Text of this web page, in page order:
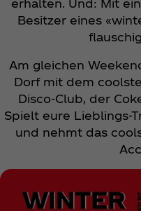
erhalten. Und: Mit
Besitzer eines
Am gleichen
Dorf mit dem
Disco-Club, der
Spielt eure Lieblings-
und nehmt das